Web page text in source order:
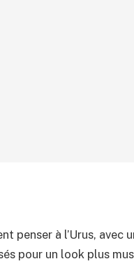
penser à l’Urus, avec
pour un look plus